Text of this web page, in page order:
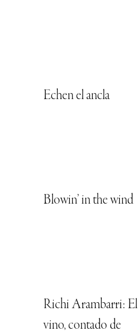
Echen el ancla
Blowin’ in the wind
Richi Arambarri: El
vino, contado de